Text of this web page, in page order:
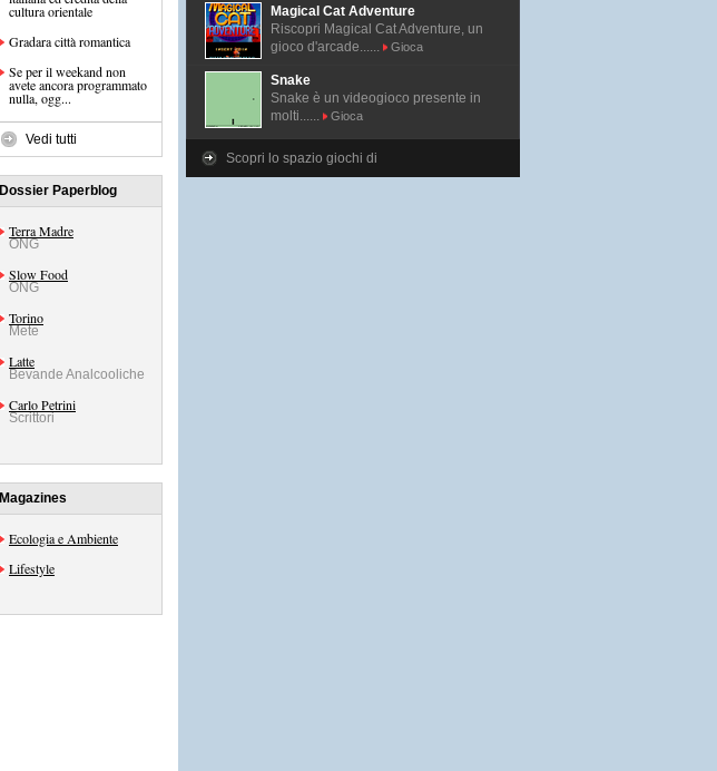
cultura orientale
Gradara città romantica
Se per il weekand non
avete ancora programmato
nulla, ogg...
Vedi tutti
Dossier Paperblog
Terra Madre
ONG
Slow Food
ONG
Torino
Mete
Latte
Bevande Analcooliche
Carlo Petrini
Scrittori
Magazines
Ecologia e Ambiente
Lifestyle
Magical Cat Adventure
Riscopri Magical Cat Adventure, un
gioco d'arcade......
Gioca
Snake
Snake è un videogioco presente in
molti......
Gioca
Scopri lo spazio giochi di